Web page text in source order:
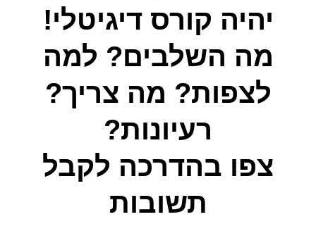
יהיה קורס דיגיטלי!
מה השלבים? למה
לצפות? מה צריך?
רעיונות?
צפו בהדרכה לקבל
תשובות